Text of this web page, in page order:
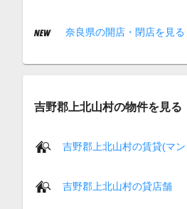
奈良県の開店・閉店を見る
吉野郡上北山村の物件を見る
吉野郡上北山村の賃貸(マ
吉野郡上北山村の貸店舗